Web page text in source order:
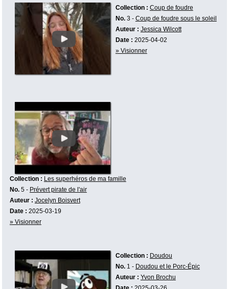
Collection : Coup de foudre
No.3 - Coup de foudre sous le soleil
Auteur : Jessica Wilcott
Date : 2025-04-02
» Visionner
Collection : Les superhéros de ma famille
No.5 - Prévert pirate de l'air
Auteur : Jocelyn Boisvert
Date : 2025-03-19
» Visionner
Collection : Doudou
No.1 - Doudou et le Porc-Épic
Auteur : Yvon Brochu